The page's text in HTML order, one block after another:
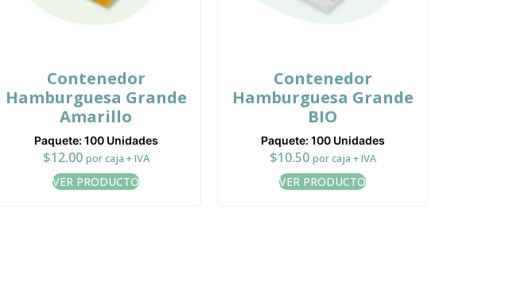
Contenedor
Hamburguesa Grande
Amarillo
Paquete: 100 Unidades
$12.00 por caja + IVA
VER PRODUCTO
Contenedor
Hamburguesa Grande
BIO
Paquete: 100 Unidades
$10.50 por caja + IVA
VER PRODUCTO